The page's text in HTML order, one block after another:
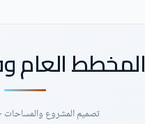
المخطط العام
تصميم المشروع والمساحات